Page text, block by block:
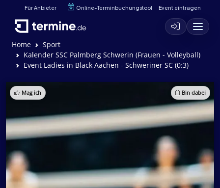
Für Anbieter Online-Terminbuchungstool Event eintragen
Home
Sport
Kalender SSC Palmberg Schwerin (Frauen - Volleyball)
Event Ladies in Black Aachen - Schweriner SC (0:3)
Mag ich Bin dabei